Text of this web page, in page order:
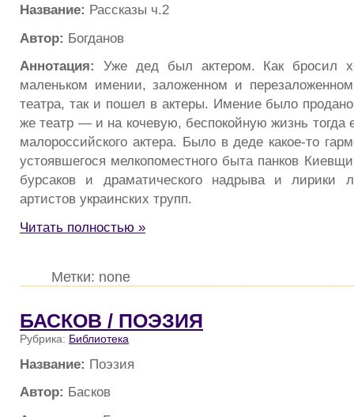
Название: Рассказы ч.2
Автор: Богданов
Аннотация: Уже дед был актером. Как бросил
маленьком имении, заложенном и
театра, так и пошел в актеры. Имение было
же театр — и на кочевую, беспокойную жизнь тогда
малороссийского актера. Было в деде какое-то
устоявшегося мелкопоместного быта панков
бурсаков и драматического надрыва и лирики
артистов украинских трупп.
Читать полностью »
Метки: none
БАСКОВ / ПОЭЗИЯ
Рубрика: Библиотека
Название: Поэзия
Автор: Басков